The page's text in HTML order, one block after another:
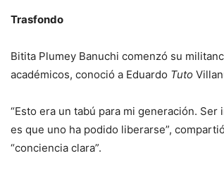
Trasfondo
Bitita Plumey Banuchi comenzó su
académicos, conoció a Eduardo Tuto
“Esto era un tabú para mi generación.
es que uno ha podido liberarse”,
“conciencia clara”.